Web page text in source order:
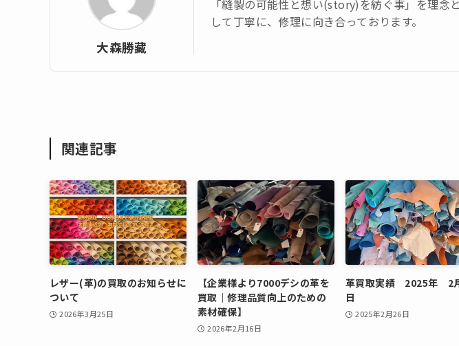
大森勝藏
「縫製の可能性と想い(story)を紡ぐ事」を理念
して丁寧に、修理に向き合っております。
関連記事
レザー(革)の買取のお知らせに
ついて
2026年3月25日
【企業様より7000デシの革を
買取｜修理品質向上のための
素材確保】
2026年2月16日
革買取実績 2025年 2
日
2025年2月26日